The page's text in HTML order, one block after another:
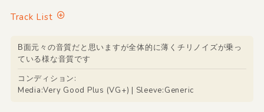
Track List
B面元々の音質だと思いますが全体的に薄くチリノイズが乗っ
ている様な音質です
コンディション:
Media:Very Good Plus (VG+) | Sleeve:Generic